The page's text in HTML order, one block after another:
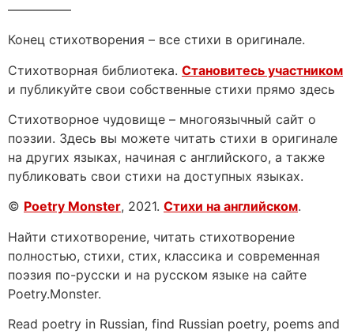
—————
Конец стихотворения – все стихи в оригинале.
Стихотворная библиотека. Становитесь участником
и публикуйте свои собственные стихи прямо здесь
Стихотворное чудовище – многоязычный сайт о
поэзии. Здесь вы можете читать стихи в оригинале
на других языках, начиная с английского, а также
публиковать свои стихи на доступных языках.
© Poetry Monster, 2021. Стихи на английском.
Найти стихотворение, читать стихотворение
полностью, стихи, стих, классика и современная
поэзия по-русски и на русском языке на сайте
Poetry.Monster.
Read poetry in Russian, find Russian poetry, poems and